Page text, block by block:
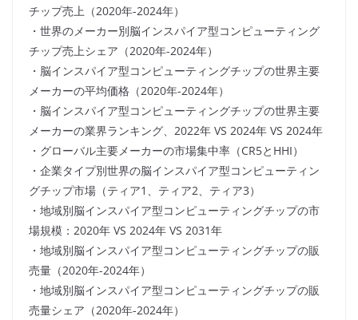
チップ売上（2020年-2024年）
・世界のメーカー別脳インスパイア型コンピューティング
チップ売上シェア（2020年-2024年）
・脳インスパイア型コンピューティングチップの世界主要
メーカーの平均価格（2020年-2024年）
・脳インスパイア型コンピューティングチップの世界主要
メーカーの業界ランキング、2022年 VS 2024年 VS 2024年
・グローバル主要メーカーの市場集中率（CR5とHHI）
・企業タイプ別世界の脳インスパイア型コンピューティン
グチップ市場（ティア1、ティア2、ティア3）
・地域別脳インスパイア型コンピューティングチップの市
場規模：2020年 VS 2024年 VS 2031年
・地域別脳インスパイア型コンピューティングチップの販
売量（2020年-2024年）
・地域別脳インスパイア型コンピューティングチップの販
売量シェア（2020年-2024年）